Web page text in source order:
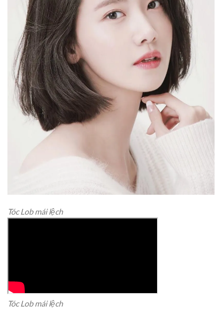
Tóc Lob mái lệch
Tóc Lob mái lệch